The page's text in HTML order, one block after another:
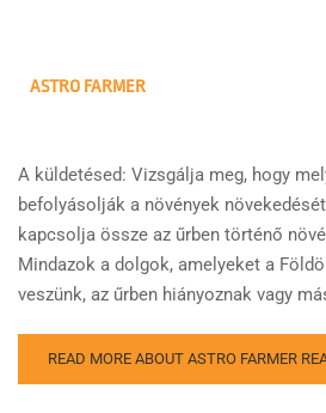
ASTRO FARMER
A küldetésed: Vizsgálja meg, hogy
befolyásolják a növények
kapcsolja össze az űrben történő
Mindazok a dolgok, amelyeket a
veszünk, az űrben hiányoznak vagy
READ MORE ABOUT ASTRO FARMER